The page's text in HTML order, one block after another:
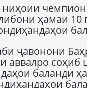
ҳамаи 10
ҷавонони
аввалро соҳиб
баланди